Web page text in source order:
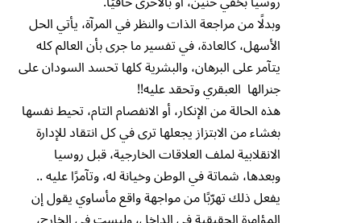
وبدلًا من مراجعة الذات والنظر في المرآة، يأتي الحل
الأسهل، كالعادة، في تفسير ما جرى بأن العالم كله
يتآمر على البرهان، والبشرية كلها تحسد السودان على
جنرالها العبقري وتحقد عليه!!
هذه الحالة من الإنكار، أو الانفصام التام، تحيط نفسها
بغشاء من الابتزاز يجعلها ترى في كل انتقاد للإدارة
الانقلابية لملف العلاقات الخارجية، قبل روسيا
وبعدها، شماتة في الوطن وخيانة له، وتآمرًا عليه ..
يفعل ذلك تهرّبًا من مواجهة واقع مأساوي يقول إن